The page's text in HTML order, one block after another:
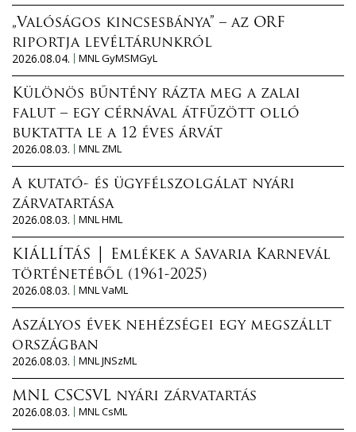
„Valóságos kincsesbánya” – az ORF
riportja levéltárunkról
2026.08.04.
MNL GyMSMGyL
Különös bűntény rázta meg a zalai
falut – egy cérnával átfűzött olló
buktatta le a 12 éves árvát
2026.08.03.
MNL ZML
A kutató- és ügyfélszolgálat nyári
zárvatartása
2026.08.03.
MNL HML
KIÁLLÍTÁS │ Emlékek a Savaria Karnevál
történetéből (1961-2025)
2026.08.03.
MNL VaML
Aszályos évek nehézségei egy megszállt
országban
2026.08.03.
MNL JNSzML
MNL CSCSVL nyári zárvatartás
2026.08.03.
MNL CsML